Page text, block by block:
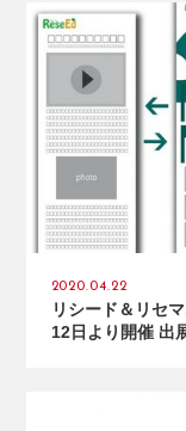
2020.04.22
リシード＆リセ
12日より開催 出